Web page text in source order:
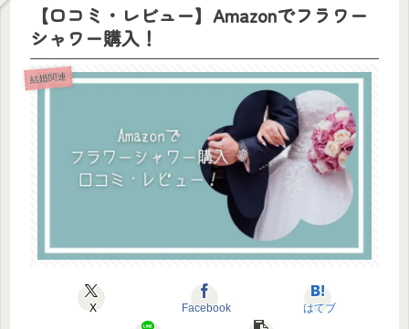
【口コミ・レビュー】Amazonでフラワー
シャワー購入！
結婚関連
X Facebook はてブ